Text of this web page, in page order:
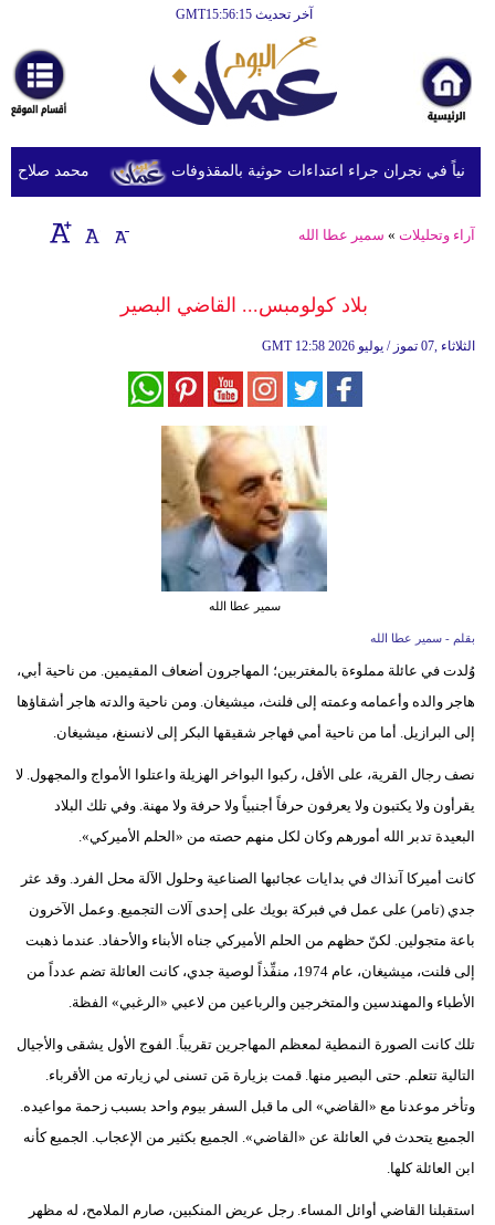
آخر تحديث GMT15:56:15
محمد صلاح يصل
آراء وتحليلات » سمير عطا الله
بلاد كولومبس... القاضي البصير
GMT 12:58 2026 الثلاثاء ,07 تموز / يوليو
سمير عطا الله
بقلم - سمير عطا الله
وُلدت في عائلة مملوءة بالمغتربين؛ المهاجرون أضعاف المقيمين. من ناحية أبي،
هاجر والده وأعمامه وعمته إلى فلنث، ميشيغان. ومن ناحية والدته هاجر أشقاؤها
إلى البرازيل. أما من ناحية أمي فهاجر شقيقها البكر إلى لانسنغ، ميشيغان.
نصف رجال القرية، على الأقل، ركبوا البواخر الهزيلة واعتلوا الأمواج والمجهول. لا
يقرأون ولا يكتبون ولا يعرفون حرفاً أجنبياً ولا حرفة ولا مهنة. وفي تلك البلاد
البعيدة تدبر الله أمورهم وكان لكل منهم حصته من «الحلم الأميركي».
كانت أميركا آنذاك في بدايات عجائبها الصناعية وحلول الآلة محل الفرد. وقد عثر
جدي (تامر) على عمل في فبركة بويك على إحدى آلات التجميع. وعمل الآخرون
باعة متجولين. لكنّ حظهم من الحلم الأميركي جناه الأبناء والأحفاد. عندما ذهبت
إلى فلنت، ميشيغان، عام 1974، منفِّذاً لوصية جدي، كانت العائلة تضم عدداً من
الأطباء والمهندسين والمتخرجين والرباعين من لاعبي «الرغبي» الفظة.
تلك كانت الصورة النمطية لمعظم المهاجرين تقريباً. الفوج الأول يشقى والأجيال
التالية تتعلم. حتى البصير منها. قمت بزيارة مَن تسنى لي زيارته من الأقرباء.
وتأخر موعدنا مع «القاضي» الى ما قبل السفر بيوم واحد بسبب زحمة مواعيده.
الجميع يتحدث في العائلة عن «القاضي». الجميع بكثير من الإعجاب. الجميع كأنه
ابن العائلة كلها.
استقبلنا القاضي أوائل المساء. رجل عريض المنكبين، صارم الملامح، له مظهر